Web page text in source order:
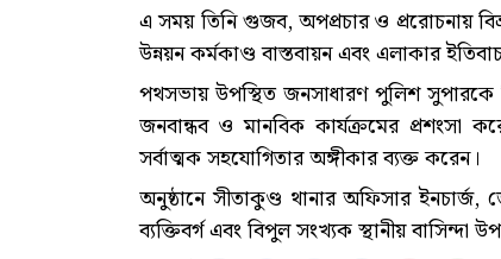
এ সময় তিনি গুজব, অপপ্রচার ও প্ররোচনায়
উন্নয়ন কর্মকাণ্ড বাস্তবায়ন এবং এলাকার
পথসভায় উপস্থিত জনসাধারণ পুলিশ সুপারকে
জনবান্ধব ও মানবিক কার্যক্রমের প্রশংসা
সর্বাত্মক সহযোগিতার অঙ্গীকার ব্যক্ত করেন।
অনুষ্ঠানে সীতাকুণ্ড থানার অফিসার ইনচার্জ,
ব্যক্তিবর্গ এবং বিপুল সংখ্যক স্থানীয় বাসিন্দা